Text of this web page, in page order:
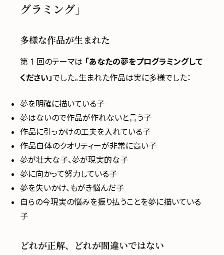
グラミング」
多様な作品が生まれた
第 1 回のテーマは 「あなたの夢をプログラミングして
ください」でした。生まれた作品は実に多様でした：
夢を明確に描いている子
夢はないので作品が作れないと言う子
作品に引っかけの工夫を入れている子
作品自体のクオリティーが非常に高い子
夢が壮大な子、夢が現実的な子
夢に向かって努力している子
夢を失いかけ、もがき悩んだ子
自らの今現実の悩みを振り払うことを夢に描いている
子
どれが正解、どれが間違いではない